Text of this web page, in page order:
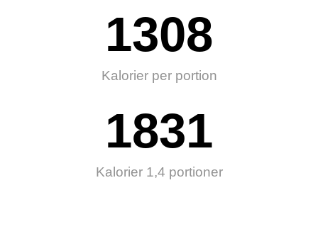
1308
Kalorier per portion
1831
Kalorier 1,4 portioner